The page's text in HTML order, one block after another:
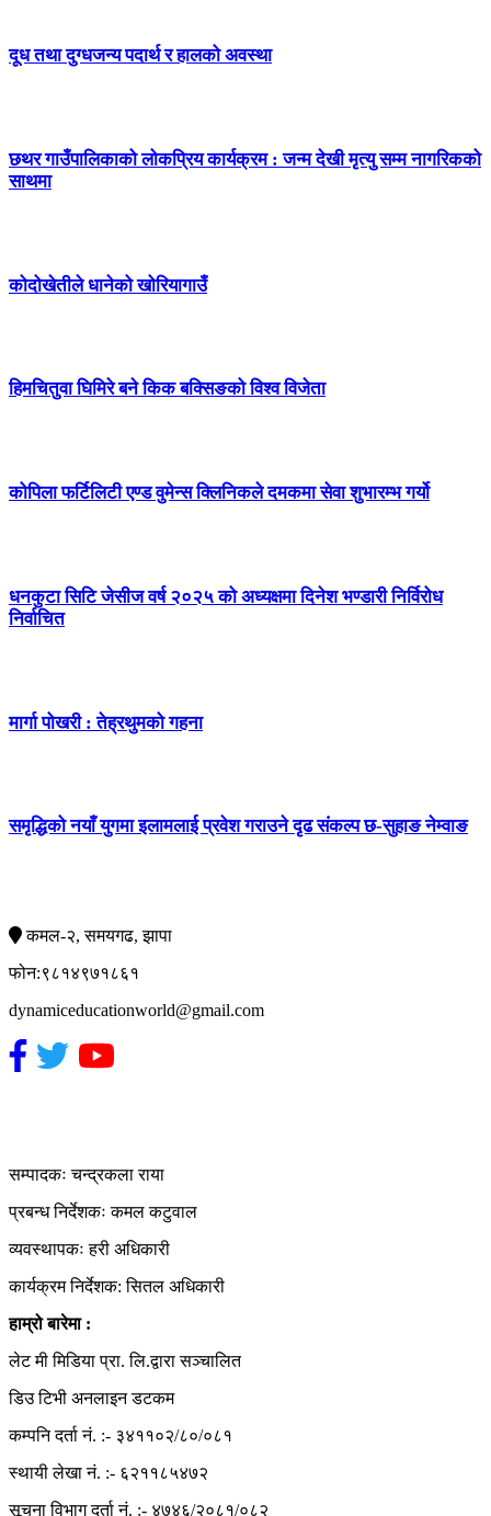
दूध तथा दुग्धजन्य पदार्थ र हालको अवस्था
छथर गाउँपालिकाको लोकप्रिय कार्यक्रम : जन्म देखी मृत्यु सम्म नागरिकको
साथमा
कोदोखेतीले धानेको खोरियागाउँ
हिमचितुवा घिमिरे बने किक बक्सिङको विश्व विजेता
कोपिला फर्टिलिटी एण्ड वुमेन्स क्लिनिकले दमकमा सेवा शुभारम्भ गर्यो
धनकुटा सिटि जेसीज वर्ष २०२५ को अध्यक्षमा दिनेश भण्डारी निर्विरोध
निर्वाचित
मार्गा पोखरी : तेह्रथुमको गहना
समृद्धिको नयाँ युगमा इलामलाई प्रवेश गराउने दृढ संकल्प छ-सुहाङ नेम्वाङ
कमल-२, समयगढ, झापा
फोन:९८१४९७१८६१
dynamiceducationworld@gmail.com
सम्पादकः चन्द्रकला राया
प्रबन्ध निर्देशकः कमल कटुवाल
व्यवस्थापकः हरी अधिकारी
कार्यक्रम निर्देशक: सितल अधिकारी
हाम्रो बारेमा :
लेट मी मिडिया प्रा. लि.द्वारा सञ्चालित
डिउ टिभी अनलाइन डटकम
कम्पनि दर्ता नं. :- ३४११०२/८०/०८१
स्थायी लेखा नं. :- ६२११८५४७२
सूचना विभाग दर्ता नं. :- ४७४६/२०८१/०८२